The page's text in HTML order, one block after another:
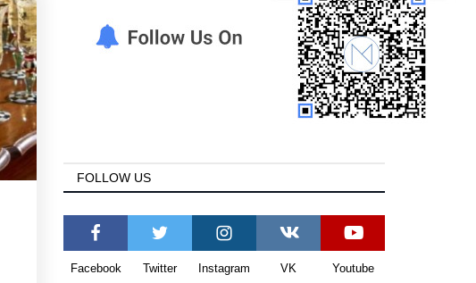
FOLLOW US
Facebook Twitter Instagram VK Youtube